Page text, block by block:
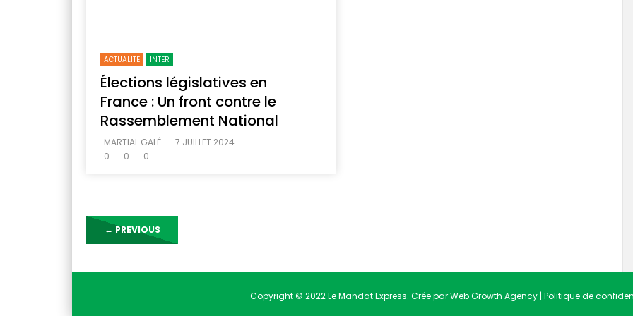
ACTUALITE INTER
Élections législatives en
France : Un front contre le
Rassemblement National
MARTIAL GALÉ
7 JUILLET 2024
0
0 0
← PREVIOUS
Copyright © 2022 Le Mandat Express. Crée par Web Growth Agency | Politique de